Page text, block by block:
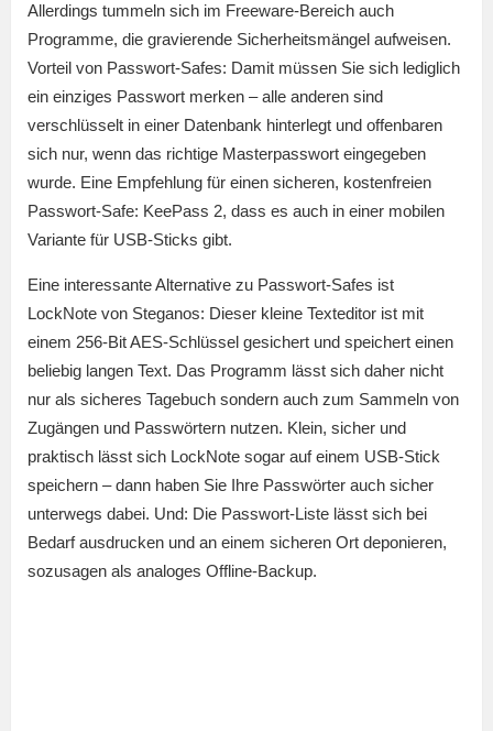
Allerdings tummeln sich im Freeware-Bereich auch
Programme, die gravierende Sicherheitsmängel aufweisen.
Vorteil von Passwort-Safes: Damit müssen Sie sich lediglich
ein einziges Passwort merken – alle anderen sind
verschlüsselt in einer Datenbank hinterlegt und offenbaren
sich nur, wenn das richtige Masterpasswort eingegeben
wurde. Eine Empfehlung für einen sicheren, kostenfreien
Passwort-Safe: KeePass 2, dass es auch in einer mobilen
Variante für USB-Sticks gibt.
Eine interessante Alternative zu Passwort-Safes ist
LockNote von Steganos: Dieser kleine Texteditor ist mit
einem 256-Bit AES-Schlüssel gesichert und speichert einen
beliebig langen Text. Das Programm lässt sich daher nicht
nur als sicheres Tagebuch sondern auch zum Sammeln von
Zugängen und Passwörtern nutzen. Klein, sicher und
praktisch lässt sich LockNote sogar auf einem USB-Stick
speichern – dann haben Sie Ihre Passwörter auch sicher
unterwegs dabei. Und: Die Passwort-Liste lässt sich bei
Bedarf ausdrucken und an einem sicheren Ort deponieren,
sozusagen als analoges Offline-Backup.